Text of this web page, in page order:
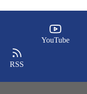
YouTube
RSS